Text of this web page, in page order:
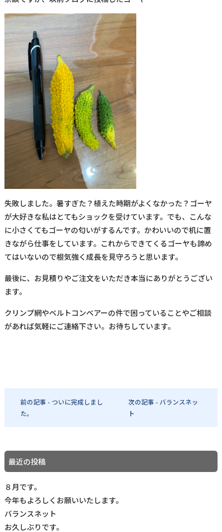
失敗しました。暑すぎた？植えた時期がよくなかった？ゴーヤ
が大好きな私はとてもショックを受けています。でも、こんな
に小さくてもゴーヤの匂いがするんです。かわいいので机に置
きながら仕事をしています。これからできてくるゴーヤも諦め
てはいないので根気強く成長を見守ろうと思います。
最後に、お見積りやご注文をいただき本当にありがとうござい
ます。
クリンプ網やベルトコンベアーの件で困っていることやご相談
があれば気軽にご連絡下さい。お待ちしています。
前の記事 - ついに完成しまし
た。
次の記事 - バランスネッ
ト
最近の投稿
８月です。
今年もよろしくお願いいたします。
バランスネット
お久しぶりです。